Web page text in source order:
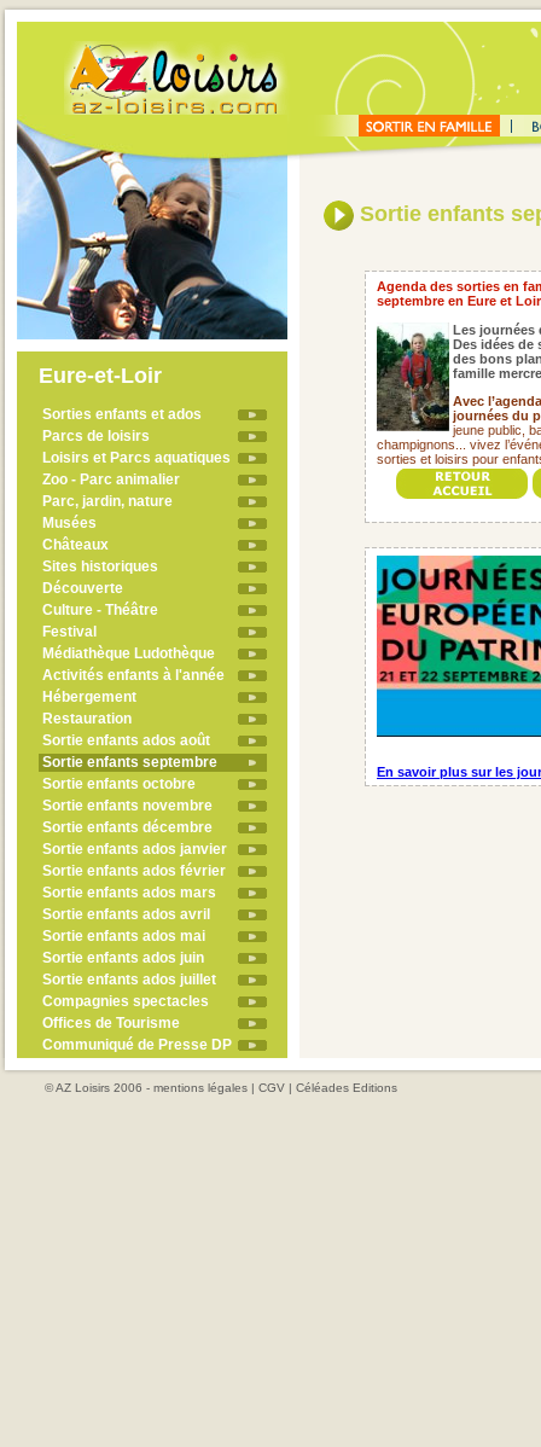
Eure-et-Loir
Sorties enfants et ados
Parcs de loisirs
Loisirs et Parcs aquatiques
Zoo - Parc animalier
Parc, jardin, nature
Musées
Châteaux
Sites historiques
Découverte
Culture - Théâtre
Festival
Médiathèque Ludothèque
Activités enfants à l'année
Hébergement
Restauration
Sortie enfants ados août
Sortie enfants septembre
Sortie enfants octobre
Sortie enfants novembre
Sortie enfants décembre
Sortie enfants ados janvier
Sortie enfants ados février
Sortie enfants ados mars
Sortie enfants ados avril
Sortie enfants ados mai
Sortie enfants ados juin
Sortie enfants ados juillet
Compagnies spectacles
Offices de Tourisme
Communiqué de Presse DP
Sortie enfants
Agenda des sorties en
septembre en Eure et Loir
Les journées
Des idées de
des bons
famille
Avec
journées du
jeune public,
champignons... vivez
sorties et loisirs pour
En savoir plus sur les
© AZ Loisirs 2006 - mentions légales | CGV | Céléades Editions